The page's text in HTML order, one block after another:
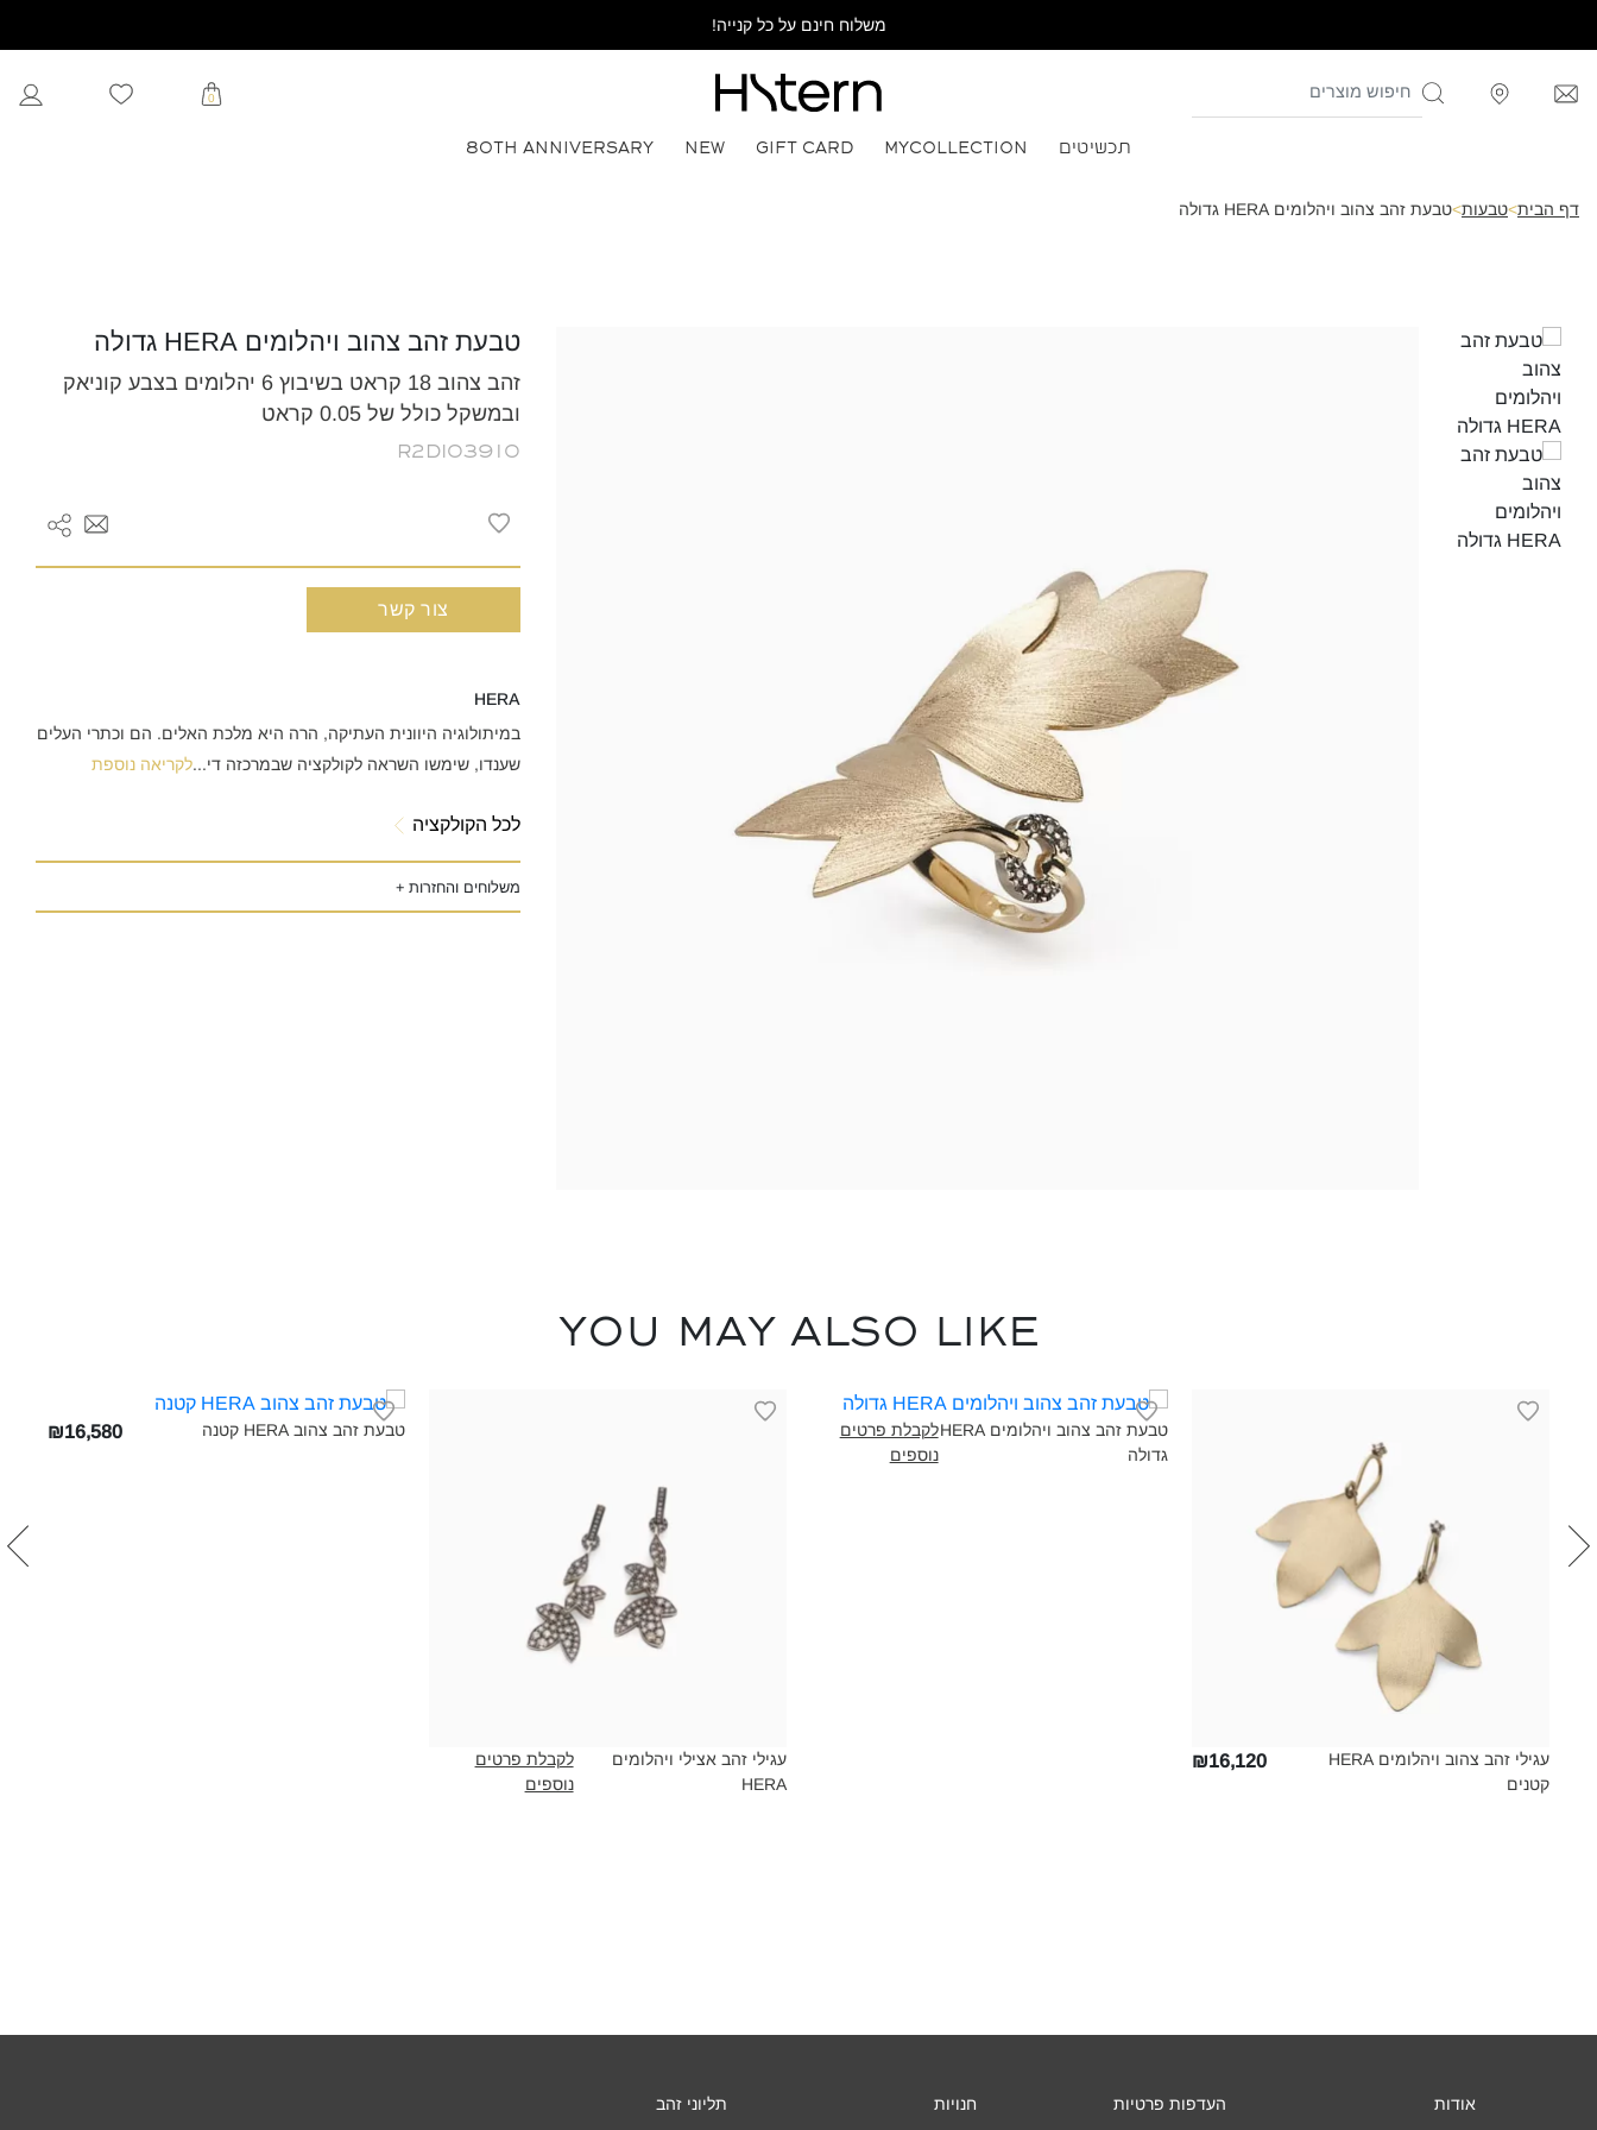
משלוח חינם על כל קנייה!
0
תכשיטים MYCOLLECTION
GIFT CARD
NEW
80TH ANNIVERSARY
דף הבית>טבעות>טבעת זהב צהוב ויהלומים HERA גדולה
טבעת זהב צהוב ויהלומים HERA גדולה
זהב צהוב 18 קראט בשיבוץ 6 יהלומים בצבע קוניאק
ובמשקל כולל של 0.05 קראט
R2DI03910
צור קשר
HERA
במיתולוגיה היוונית העתיקה, הרה היא מלכת האלים. הם וכתרי העלים
שענדו, שימשו השראה לקולקציה שבמרכזה די...לקריאה נוספת
לכל הקולקציה
משלוחים והחזרות +
You may also like
עגילי זהב צהוב ויהלומים HERA
קטנים‎
₪16,120
טבעת זהב צהוב ויהלומים HERA
גדולה‎
לקבלת פרטים
נוספים
עגילי זהב אצילי ויהלומים
HERA‎
לקבלת פרטים
נוספים
טבעת זהב צהוב HERA קטנה‎ ₪16,580
אודות העדפות פרטיות חנויות תליוני זהב